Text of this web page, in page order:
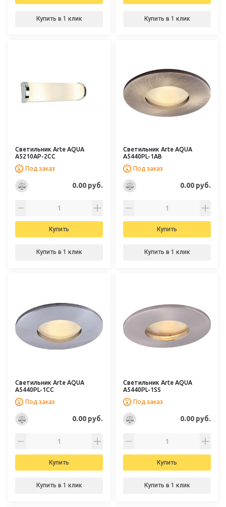
Купить в 1 клик Купить в 1 клик
Светильник Arte AQUA
A5210AP-2CC
Под заказ
0.00 руб.
Купить
Купить в 1 клик
Светильник Arte AQUA
A5440PL-1AB
Под заказ
0.00 руб.
Купить
Купить в 1 клик
Светильник Arte AQUA
A5440PL-1CC
Под заказ
0.00 руб.
Купить
Купить в 1 клик
Светильник Arte AQUA
A5440PL-1SS
Под заказ
0.00 руб.
Купить
Купить в 1 клик